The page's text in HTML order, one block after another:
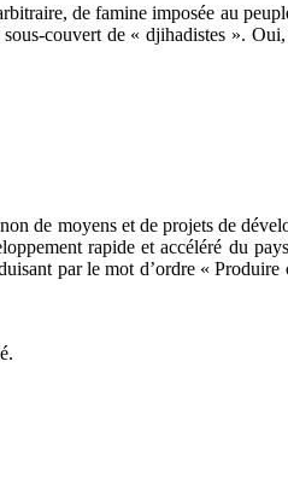
de famine imposée au
couvert de « djihadistes ».
de moyens et de projets de
rapide et accéléré du
par le mot d’ordre « Produire